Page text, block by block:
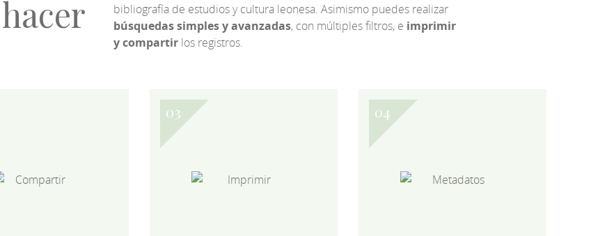
bibliografía de estudios y cultura leonesa. Asimismo puedes realizar
búsquedas simples y avanzadas, con múltiples filtros, e imprimir
y compartirlos registros.